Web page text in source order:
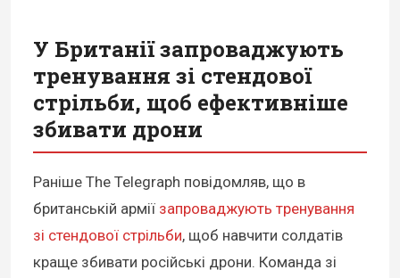
У Британії запроваджують
тренування зі стендової
стрільби, щоб ефективніше
збивати дрони
Раніше The Telegraph повідомляв, що в
британській армії запроваджують тренування
зі стендової стрільби, щоб навчити солдатів
краще збивати російські дрони. Команда зі